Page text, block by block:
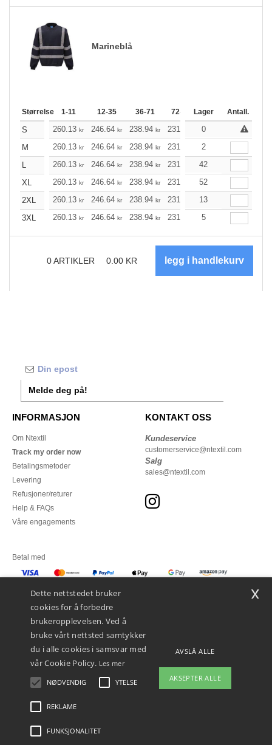
Marineblå
Størrelse 1-11 12-35 36-71 72-143 144-287
Lager Antall.
S 260.13 kr 246.64 kr 238.94 kr 231.25 213.86
0
M
260.13 kr 246.64 kr 238.94 kr 231.25
2
L
260.13 kr 246.64 kr 238.94 kr 231.25 219.66
42
XL
260.13 kr 246.64 kr 238.94 kr 231.25 219.66
52
2XL
260.13 kr 246.64 kr 238.94 kr 231.25 219.66
13
3XL
260.13 kr 246.64 kr 238.94 kr 231.25 5
0ARTIKLER 0.00 KR
Melde deg på!
INFORMASJON
Om Ntextil
Track my order now
Betalingsmetoder
Levering
Refusjoner/returer
Help & FAQs
Våre engagements
KONTAKT OSS
Kundeservice
customerservice@ntextil.com
Salg
sales@ntextil.com
Betal med
Juridiske merknader
Dette nettstedet bruker
cookies for å forbedre
brukeropplevelsen. Ved å
bruke vårt nettsted samtykker
du i alle cookies i samsvar med
vår Cookie Policy. Les mer
NØDVENDIG YTELSE
REKLAME
FUNKSJONALITET
AVSLÅ ALLE
AKSEPTER ALLE
x